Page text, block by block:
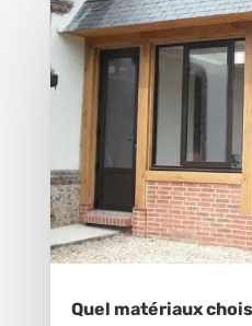
Quel matériaux